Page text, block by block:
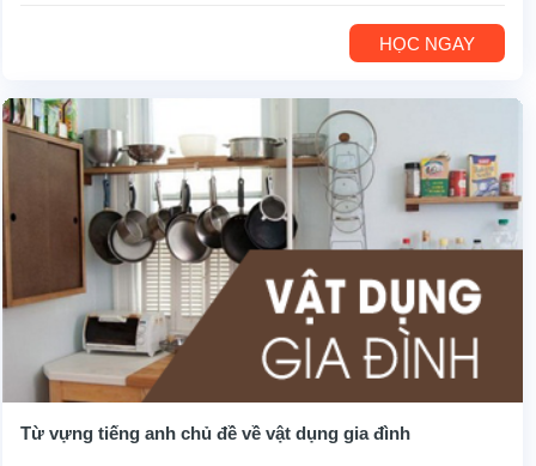
HỌC NGAY
Từ vựng tiếng anh chủ đề về vật dụng gia đình